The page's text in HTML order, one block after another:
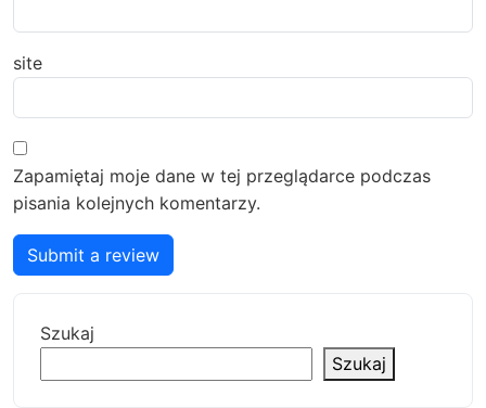
site
Zapamiętaj moje dane w tej przeglądarce podczas
pisania kolejnych komentarzy.
Submit a review
Szukaj
Szukaj